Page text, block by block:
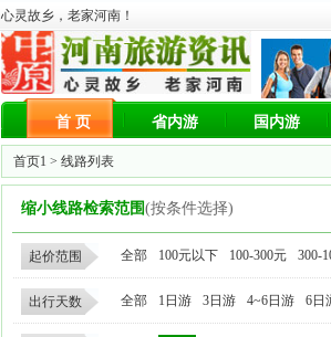
心灵故乡，老家河南！
首 页 省内游 国内游
首页1 > 线路列表
缩小线路检索范围(按条件选择)
起价范围 全部 100元以下 100-300元 300-
出行天数 全部 1日游
3日游
4~6日游 6日